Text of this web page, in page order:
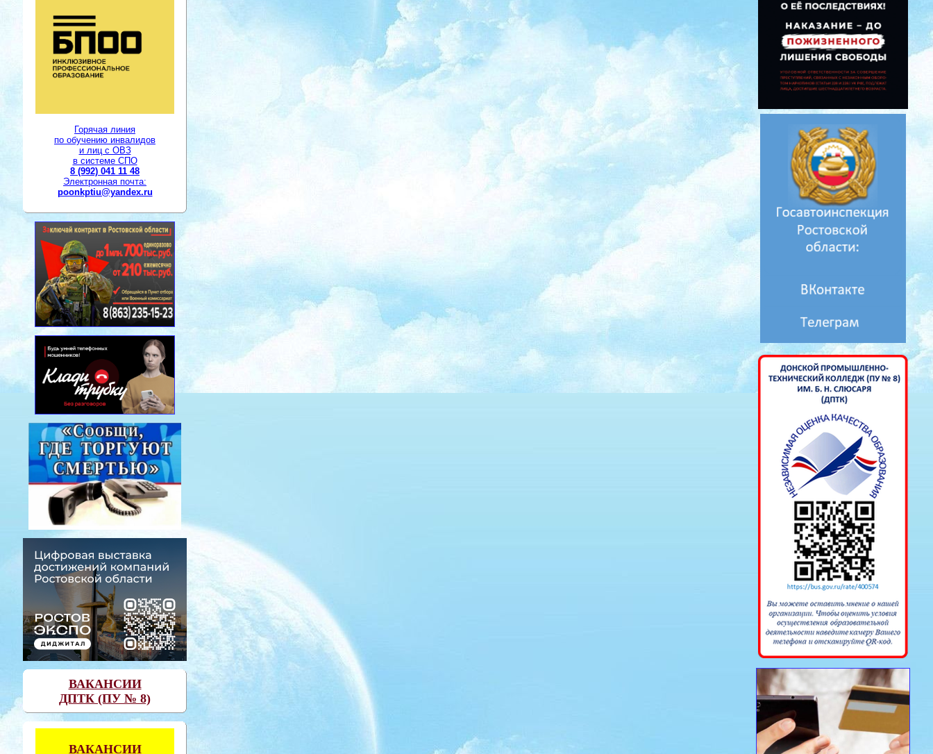
Горячая линия
по обучению инвалидов
и лиц с ОВЗ
в системе СПО
8 (992) 041 11 48
Электронная почта:
poonkptiu@yandex.ru
ВАКАНСИИ
ДПТК (ПУ № 8)
ВАКАНСИИ